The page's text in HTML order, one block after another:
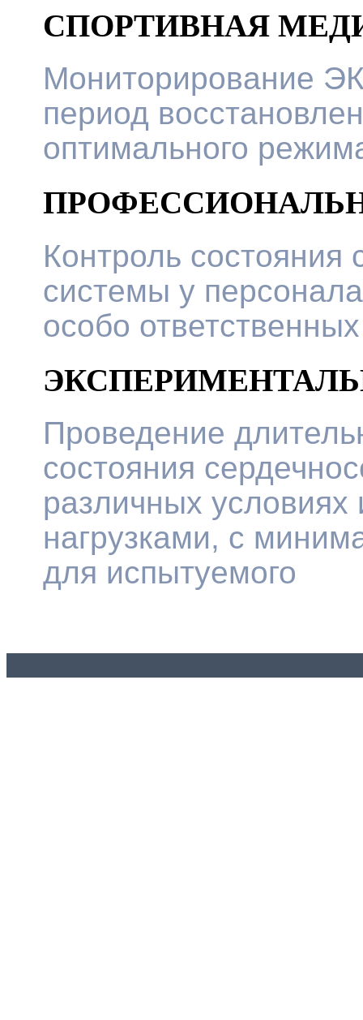
СПОРТИВНАЯ
Мониторирование
период
оптимального
Контроль состояния
системы у
особо
Проведение
состояния
различных
нагрузками, с
для испытуемого